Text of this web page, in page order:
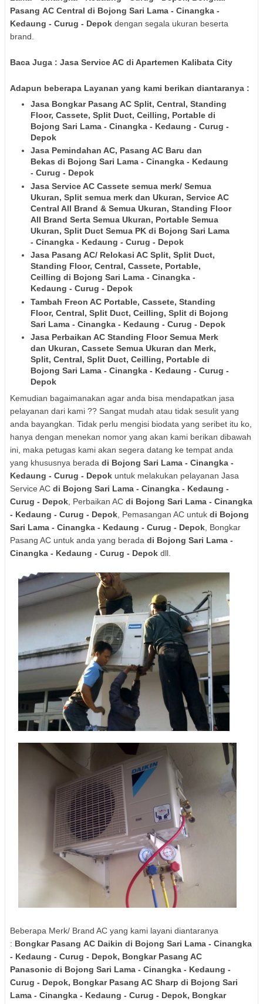
Pasang AC Central di Bojong Sari Lama - Cinangka -
Kedaung - Curug - Depok dengan segala ukuran beserta
brand.
Baca Juga : Jasa Service AC di Apartemen Kalibata City
Adapun beberapa Layanan yang kami berikan diantaranya :
Jasa Bongkar Pasang AC Split, Central, Standing
Floor, Cassete, Split Duct, Ceilling, Portable di
Bojong Sari Lama - Cinangka - Kedaung - Curug -
Depok
Jasa Pemindahan AC, Pasang AC Baru dan
Bekas di Bojong Sari Lama - Cinangka - Kedaung
- Curug - Depok
Jasa Service AC Cassete semua merk/ Semua
Ukuran, Split semua merk dan Ukuran, Service AC
Central All Brand & Semua Ukuran, Standing Floor
All Brand Serta Semua Ukuran, Portable Semua
Ukuran, Split Duct Semua PK di Bojong Sari Lama
- Cinangka - Kedaung - Curug - Depok
Jasa Pasang AC/ Relokasi AC Split, Split Duct,
Standing Floor, Central, Cassete, Portable,
Ceilling di Bojong Sari Lama - Cinangka -
Kedaung - Curug - Depok
Tambah Freon AC Portable, Cassete, Standing
Floor, Central, Split Duct, Ceilling, Split di Bojong
Sari Lama - Cinangka - Kedaung - Curug - Depok
Jasa Perbaikan AC Standing Floor Semua Merk
dan Ukuran, Cassete Semua Ukuran dan Merk,
Split, Central, Split Duct, Ceilling, Portable di
Bojong Sari Lama - Cinangka - Kedaung - Curug -
Depok
Kemudian bagaimanakan agar anda bisa mendapatkan jasa
pelayanan dari kami ?? Sangat mudah atau tidak sesulit yang
anda bayangkan. Tidak perlu mengisi biodata yang seribet itu ko,
hanya dengan menekan nomor yang akan kami berikan dibawah
ini, maka petugas kami akan segera datang ke tempat anda
yang khususnya berada di Bojong Sari Lama - Cinangka -
Kedaung - Curug - Depok untuk melakukan pelayanan Jasa
Service AC di Bojong Sari Lama - Cinangka - Kedaung -
Curug - Depok , Perbaikan AC di Bojong Sari Lama - Cinangka
- Kedaung - Curug - Depok , Pemasangan AC untuk di Bojong
Sari Lama - Cinangka - Kedaung - Curug - Depok , Bongkar
Pasang AC untuk anda yang berada di Bojong Sari Lama -
Cinangka - Kedaung - Curug - Depok dll.
Beberapa Merk/ Brand AC yang kami layani diantaranya
: Bongkar Pasang AC Daikin di Bojong Sari Lama - Cinangka
- Kedaung - Curug - Depok, Bongkar Pasang AC
Panasonic di Bojong Sari Lama - Cinangka - Kedaung -
Curug - Depok, Bongkar Pasang AC Sharp di Bojong Sari
Lama - Cinangka - Kedaung - Curug - Depok, Bongkar